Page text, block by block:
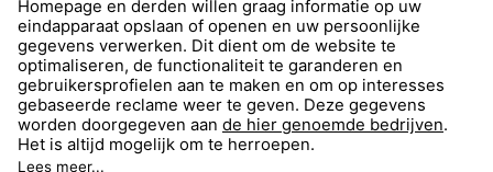
Imprint
Accessibility
Data Protection